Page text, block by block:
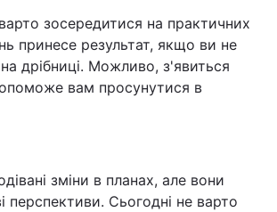
зосередитися на практичних
принесе результат, якщо ви не
на дрібниці. Можливо, з'явиться
вам просунутися в
зміни в планах, але вони
перспективи. Сьогодні не варто